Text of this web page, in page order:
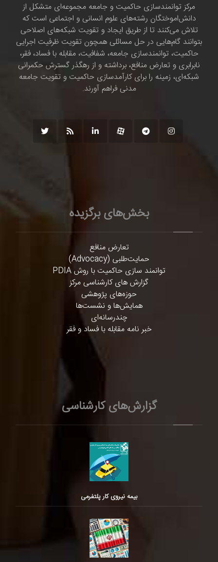
مرکز توانمندسازی حاکمیت و جامعه مجموعه‌ای متشکل از
دانش‌اموختگان رشته‌های علوم انسانی و اجتماعی است که
تلاش می‌کنند تا از طریق ایجاد و تقویت شبکه‌های اصلاحی
بتوانند گام‌هایی در حل مسائلی همچون تقویت ظرفیت اجرایی
حاکمیت، توانمندسازی جامعه، شفافیت، مقابله با فساد، فقر،
نابرابری و تعارض منافع، برداشته و از رهگذر گسترش حکمرانی
شبکه‌ای، زمینه را برای کارآمدسازی حاکمیت و تقویت جامعه
مدنی فراهم آورند.
بخش‌های برگزیده
تعارض منافع
حمایت‌طلبی (Advocacy)
توانمند سازی حاکمیت با روش PDIA
گزارش های کارشناسی مرکز
حوزه‌های پژوهشی
همایش‌ها و نشست‌ها
چندرسانه‌ای
خبر نامه مقابله با فساد و فقر
گزارش‌های کارشناسی
بیمه نیروی کار پلتفرمی